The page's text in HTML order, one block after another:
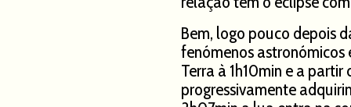
Bem, logo pouco depois
fenómenos astronómicos
Terra à 1h10min e a
progressivamente